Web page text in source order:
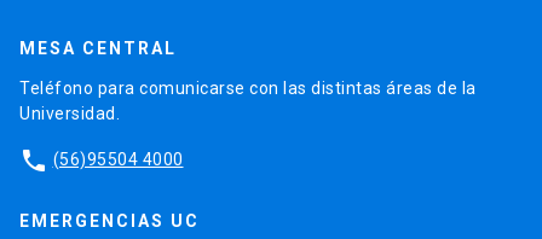
MESA CENTRAL
Teléfono para comunicarse con las distintas áreas de la
Universidad.
phone (56)95504 4000
EMERGENCIAS UC